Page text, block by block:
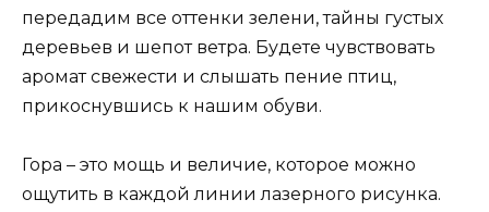
передадим все оттенки зелени, тайны густых
деревьев и шепот ветра. Будете чувствовать
аромат свежести и слышать пение птиц,
прикоснувшись к нашим обуви.
Гора – это мощь и величие, которое можно
ощутить в каждой линии лазерного рисунка.